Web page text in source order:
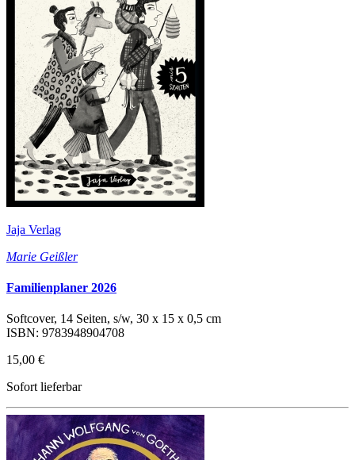
Jaja Verlag
Marie Geißler
Familienplaner 2026
Softcover, 14 Seiten, s/w, 30 x 15 x 0,5 cm
ISBN: 9783948904708
15,00 €
Sofort lieferbar